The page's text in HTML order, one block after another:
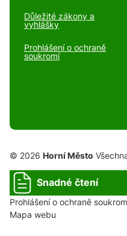
Důležité zákony a
vyhlášky
Prohlášení o ochraně
soukromí
© 2026 Horní Město
Snadné čtení
Prohlášení o ochraně
Mapa webu